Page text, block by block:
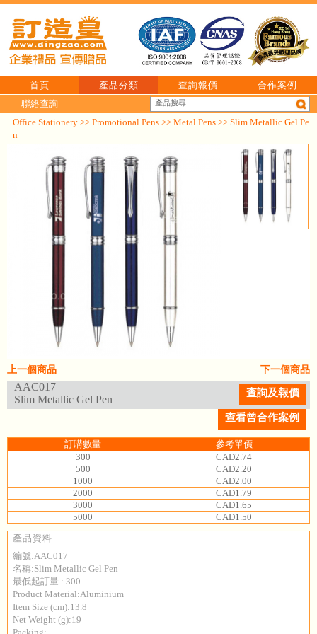
首頁 產品分類 查詢報價
合作案例
聯絡查詢
Office Stationery >> Promotional Pens >> Metal Pens >> Slim Metallic Gel Pe
n
下一個商品
上一個商品
AAC017
Slim Metallic Gel Pen
查詢及報價
查看曾合作案例
訂購數量
參考單價
300
CAD2.74
500
CAD2.20
1000
CAD2.00
2000
CAD1.79
3000
CAD1.65
5000
CAD1.50
產品資料
編號:AAC017
名稱:Slim Metallic Gel Pen
最低起訂量 : 300
Product Material:Aluminium
Item Size (cm):13.8
Net Weight (g):19